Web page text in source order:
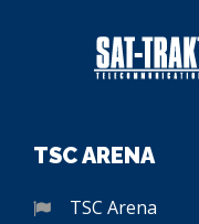
TSC ARENA
TSC Arena